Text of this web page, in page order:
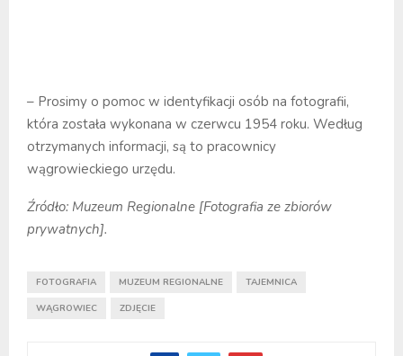
– Prosimy o pomoc w identyfikacji osób na fotografii,
która została wykonana w czerwcu 1954 roku. Według
otrzymanych informacji, są to pracownicy
wągrowieckiego urzędu.
Źródło: Muzeum Regionalne [Fotografia ze zbiorów
prywatnych].
FOTOGRAFIA MUZEUM REGIONALNE TAJEMNICA
WĄGROWIEC ZDJĘCIE